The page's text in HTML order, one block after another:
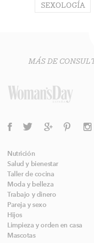
SEXOLOGÍA
MÁS DE
Nutrición
Salud y bienestar
Taller de cocina
Moda y belleza
Trabajo y dinero
Pareja y sexo
Hijos
Limpieza y orden en casa
Mascotas